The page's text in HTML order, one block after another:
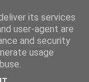
its services
user-agent are
and security
usage